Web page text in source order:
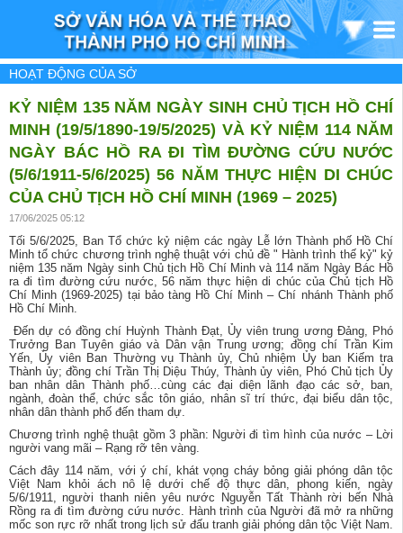
HOẠT ĐỘNG CỦA SỞ
KỶ NIỆM 135 NĂM NGÀY SINH CHỦ TỊCH HỒ CHÍ
MINH (19/5/1890-19/5/2025) VÀ KỶ NIỆM 114 NĂM
NGÀY BÁC HỒ RA ĐI TÌM ĐƯỜNG CỨU NƯỚC
(5/6/1911-5/6/2025) 56 NĂM THỰC HIỆN DI CHÚC
CỦA CHỦ TỊCH HỒ CHÍ MINH (1969 – 2025)
17/06/2025 05:12
Tối 5/6/2025, Ban Tổ chức kỷ niệm các ngày Lễ lớn Thành phố Hồ Chí
Minh tổ chức chương trình nghệ thuật với chủ đề " Hành trình thế kỷ" kỷ
niệm 135 năm Ngày sinh Chủ tịch Hồ Chí Minh và 114 năm Ngày Bác Hồ
ra đi tìm đường cứu nước, 56 năm thực hiện di chúc của Chủ tịch Hồ
Chí Minh (1969-2025) tại bảo tàng Hồ Chí Minh – Chí nhánh Thành phố
Hồ Chí Minh.
Đến dự có đồng chí Huỳnh Thành Đạt, Ủy viên trung ương Đảng, Phó
Trưởng Ban Tuyên giáo và Dân vận Trung ương; đồng chí Trần Kim
Yến, Ủy viên Ban Thường vụ Thành ủy, Chủ nhiệm Ủy ban Kiếm tra
Thành ủy; đồng chí Trần Thị Diệu Thúy, Thành ủy viên, Phó Chủ tịch Ủy
ban nhân dân Thành phố…cùng các đại diện lãnh đạo các sở, ban,
ngành, đoàn thể, chức sắc tôn giáo, nhân sĩ trí thức, đại biểu dân tộc,
nhân dân thành phố đến tham dự.
Chương trình nghệ thuật gồm 3 phần: Người đi tìm hình của nước – Lời
người vang mãi – Rạng rỡ tên vàng.
Cách đây 114 năm, với ý chí, khát vọng cháy bỏng giải phóng dân tộc
Việt Nam khỏi ách nô lệ dưới chế độ thực dân, phong kiến, ngày
5/6/1911, người thanh niên yêu nước Nguyễn Tất Thành rời bến Nhà
Rồng ra đi tìm đường cứu nước. Hành trình của Người đã mở ra những
mốc son rực rỡ nhất trong lịch sử đấu tranh giải phóng dân tộc Việt Nam.